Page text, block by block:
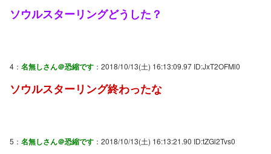
ソウルスターリングどうした？
4： 名無しさん＠恐縮です ：2018/10/13(土) 16:13:09.97 ID:JxT2OFMl0
ソウルスターリング終わったな
5： 名無しさん＠恐縮です ：2018/10/13(土) 16:13:21.90 ID:tZGl2Tvs0